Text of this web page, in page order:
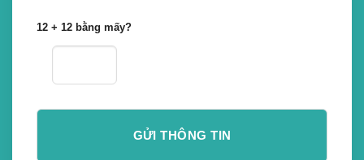
12 + 12 bằng mấy?